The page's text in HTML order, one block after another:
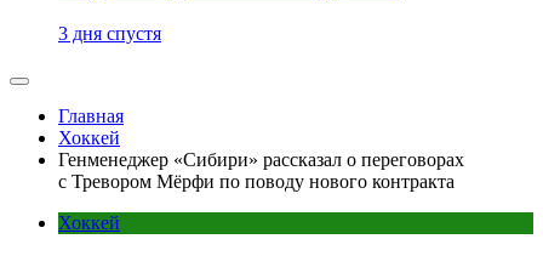
3 дня спустя
Главная
Хоккей
Генменеджер «Сибири» рассказал о переговорах
с Тревором Мёрфи по поводу нового контракта
Хоккей